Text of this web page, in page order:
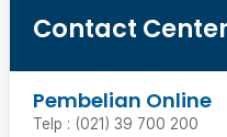
Contact Center
Pembelian Online
Telp : (021) 39 700 200